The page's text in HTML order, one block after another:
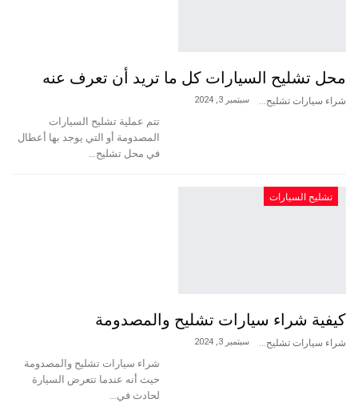
محل تشليح السيارات كل ما تريد أن تعرف عنه
سبتمبر 3, 2024
تتم عملية تشليح السيارات
المصدومة أو التي يوجد بها أعطال
في محل تشليح…
تشليح السيارات
كيفية شراء سيارات تشليح والمصدومة
شراء سيارات تشليح سبتمبر 3, 2024
شراء سيارات تشليح والمصدومة
حيث أنه عندما تتعرض السيارة
لحادث في…